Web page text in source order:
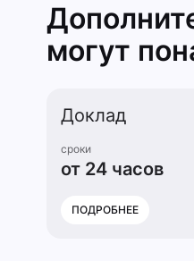
могут
Доклад
сроки
от 24 часов
ПОДРОБНЕЕ